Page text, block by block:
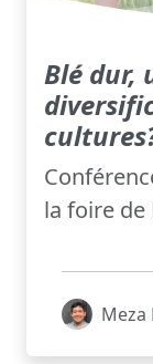
Blé dur,
la foire de
Meza